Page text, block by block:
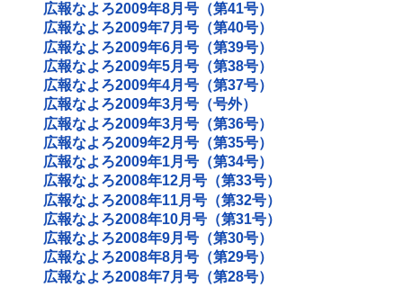
広報なよろ2009年8月号（第41号）
広報なよろ2009年7月号（第40号）
広報なよろ2009年6月号（第39号）
広報なよろ2009年5月号（第38号）
広報なよろ2009年4月号（第37号）
広報なよろ2009年3月号（号外）
広報なよろ2009年3月号（第36号）
広報なよろ2009年2月号（第35号）
広報なよろ2009年1月号（第34号）
広報なよろ2008年12月号（第33号）
広報なよろ2008年11月号（第32号）
広報なよろ2008年10月号（第31号）
広報なよろ2008年9月号（第30号）
広報なよろ2008年8月号（第29号）
広報なよろ2008年7月号（第28号）